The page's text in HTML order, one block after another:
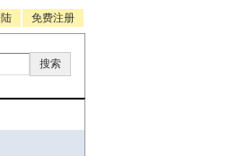
免费注册